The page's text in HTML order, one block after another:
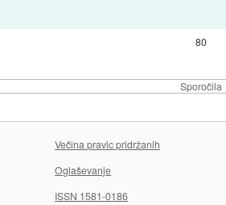
Sporočila
80
Večina pravic pridržanih
Oglaševanje
ISSN 1581-0186